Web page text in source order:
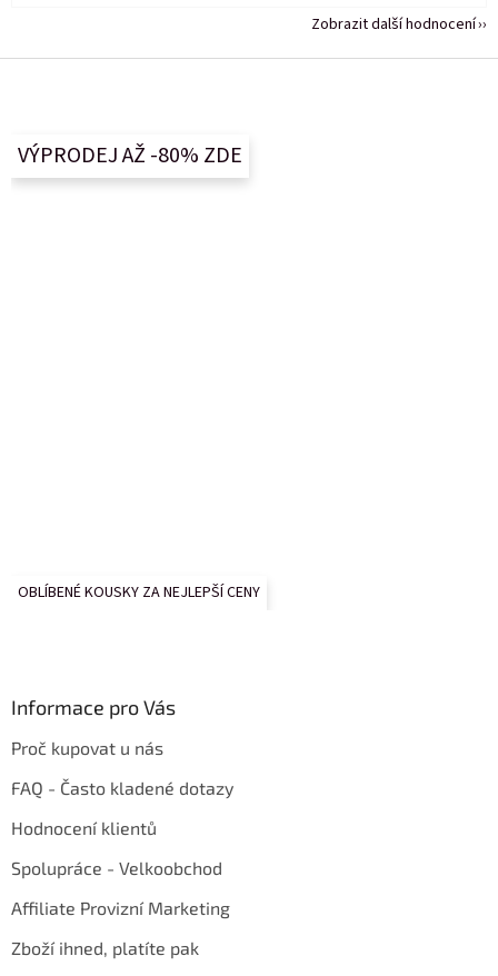
Zobrazit další hodnocení
VÝPRODEJ AŽ -80% ZDE
OBLÍBENÉ KOUSKY ZA NEJLEPŠÍ CENY
Informace pro Vás
Proč kupovat u nás
FAQ - Často kladené dotazy
Hodnocení klientů
Spolupráce - Velkoobchod
Affiliate Provizní Marketing
Zboží ihned, platíte pak